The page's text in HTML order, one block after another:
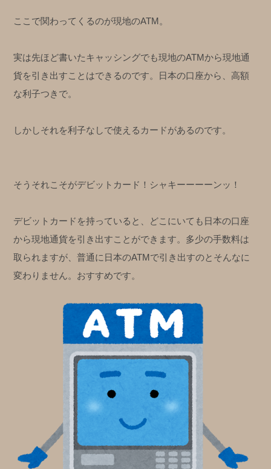
ここで関わってくるのが現地のATM。
実は先ほど書いたキャッシングでも現地のATMから現地通
貨を引き出すことはできるのです。日本の口座から、高額
な利子つきで。
しかしそれを利子なしで使えるカードがあるのです。
そうそれこそがデビットカード！シャキーーーーンッ！
デビットカードを持っていると、どこにいても日本の口座
から現地通貨を引き出すことができます。多少の手数料は
取られますが、普通に日本のATMで引き出すのとそんなに
変わりません。おすすめです。